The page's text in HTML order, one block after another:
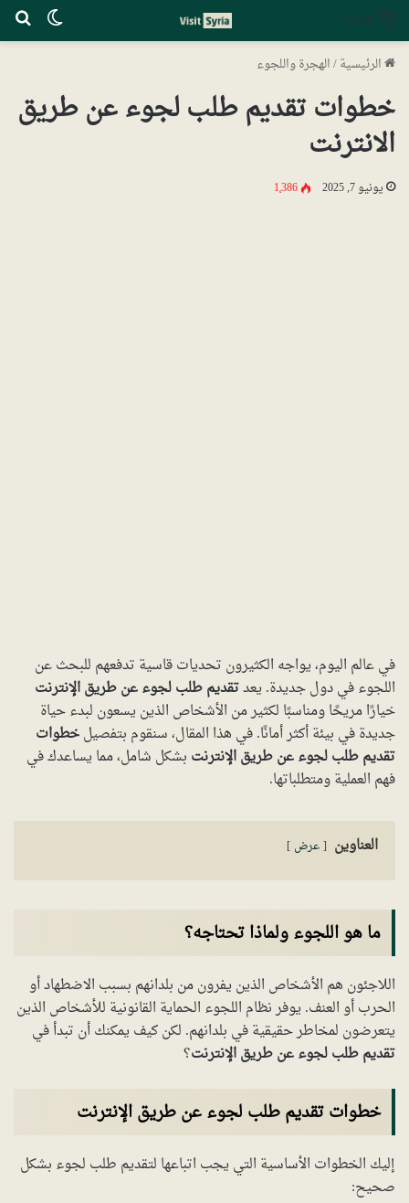
القائمة
الرئيسية/الهجرة واللجوء
خطوات تقديم طلب لجوء عن طريق
الانترنت
يونيو 7, 2025 1٬386
في عالم اليوم، يواجه الكثيرون تحديات قاسية تدفعهم للبحث عن
اللجوء في دول جديدة. يعدتقديم طلب لجوء عن طريق الإنترنت
خيارًا مريحًا ومناسبًا لكثير من الأشخاص الذين يسعون لبدء حياة
جديدة في بيئة أكثر أمانًا. في هذا المقال، سنقوم بتفصيلخطوات
تقديم طلب لجوء عن طريق الإنترنت بشكل شامل، مما يساعدك في
فهم العملية ومتطلباتها.
العناوين عرض
ما هو اللجوء ولماذا تحتاجه؟
اللاجئون هم الأشخاص الذين يفرون من بلدانهم بسبب الاضطهاد أو
الحرب أو العنف. يوفر نظام اللجوء الحماية القانونية للأشخاص الذين
يتعرضون لمخاطر حقيقية في بلدانهم. لكن كيف يمكنك أن تبدأ في
تقديم طلب لجوء عن طريق الإنترنت؟
خطوات تقديم طلب لجوء عن طريق الإنترنت
إليك الخطوات الأساسية التي يجب اتباعها لتقديم طلب لجوء بشكل
صحيح: